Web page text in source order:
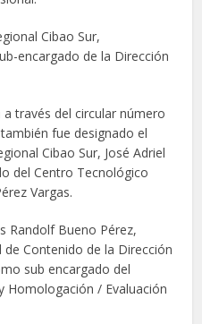
Cibao Sur,
encargado de la Dirección
través del circular número
fue designado el
Cibao Sur, José Adriel
del Centro Tecnológico
Vargas.
Randolf Bueno Pérez,
Contenido de la Dirección
sub encargado del
Homologación / Evaluación